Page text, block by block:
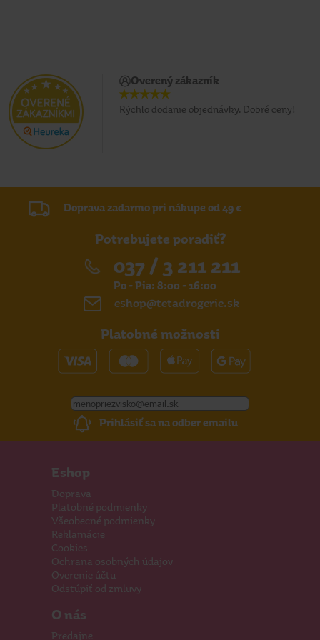
Overený zákazník
Rýchlo dodanie objednávky. Dobré ceny!
Doprava zadarmo pri nákupe od 49 €
Potrebujete poradiť?
037 / 3 211 211
Po - Pia: 8:00 - 16:00
eshop@tetadrogerie.sk
Platobné možnosti
Prihlásiť sa na odber emailu
Eshop
Doprava
Platobné podmienky
Všeobecné podmienky
Reklamácie
Cookies
Ochrana osobných údajov
Overenie účtu
Odstúpiť od zmluvy
O nás
Predajne